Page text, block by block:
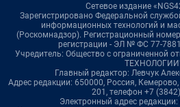
Сетевое издание
Зарегистрировано Федеральной
информационных технологий и
(Роскомнадзор). Регистрационный
регистрации - ЭЛ № ФС 77-
Учредитель: Общество с ограниченной
Главный редактор: Левчук
Адрес редакции: 650000, Россия,
201, телефон +7
Электронный адрес редакции: